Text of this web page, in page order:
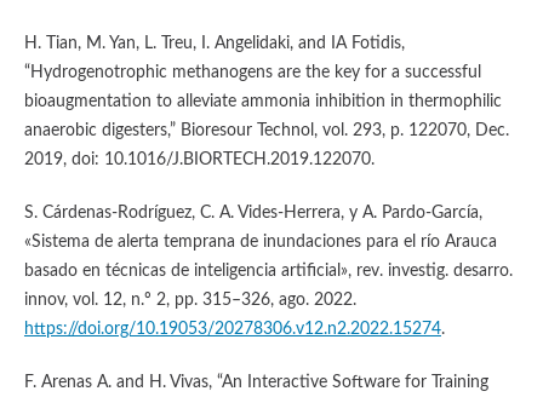
H. Tian, M. Yan, L. Treu, I. Angelidaki, and IA Fotidis,
“Hydrogenotrophic methanogens are the key for a successful
bioaugmentation to alleviate ammonia inhibition in thermophilic
anaerobic digesters,” Bioresour Technol, vol. 293, p. 122070, Dec.
2019, doi: 10.1016/J.BIORTECH.2019.122070.
S. Cárdenas-Rodríguez, C. A. Vides-Herrera, y A. Pardo-García,
«Sistema de alerta temprana de inundaciones para el río Arauca
basado en técnicas de inteligencia artificial», rev. investig. desarro.
innov, vol. 12, n.º 2, pp. 315–326, ago. 2022.
https://doi.org/10.19053/20278306.v12.n2.2022.15274.
F. Arenas A. and H. Vivas, “An Interactive Software for Training